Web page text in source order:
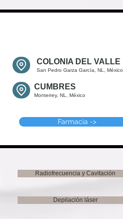
CUMBRES
Monterrey, NL, México
Farmacia ->
COLONIA DEL VALLE
San Pedro Garza García, NL, México
Radiofrecuencia y Cavitación
Depilación láser